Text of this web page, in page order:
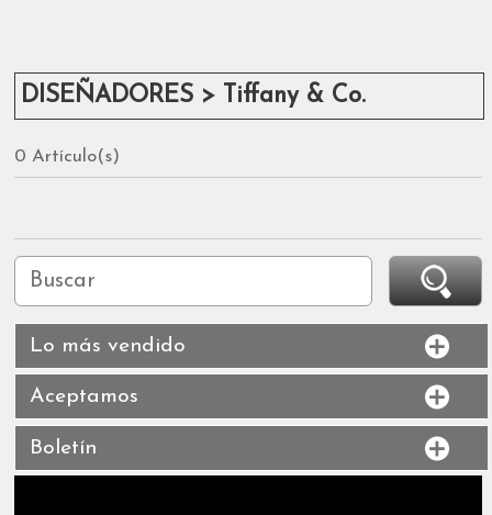
DISEÑADORES > Tiffany & Co.
0 Artículo(s)
Lo más vendido
Aceptamos
Boletín